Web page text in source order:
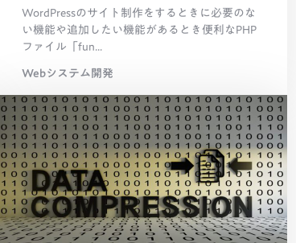
WordPressのサイト制作をするときに必要のな
い機能や追加したい機能があるとき便利なPHP
ファイル「fun...
Webシステム開発